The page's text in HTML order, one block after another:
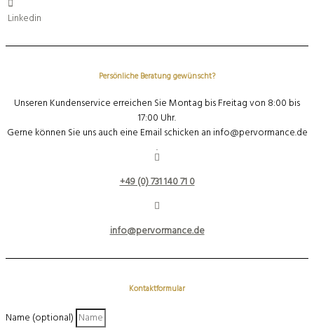
Linkedin
Persönliche Beratung gewünscht?
Unseren Kundenservice erreichen Sie Montag bis Freitag von 8:00 bis
17:00 Uhr.
Gerne können Sie uns auch eine Email schicken an info@pervormance.de
.
+49 (0) 731 140 71 0
info@pervormance.de
Kontaktformular
Name (optional)